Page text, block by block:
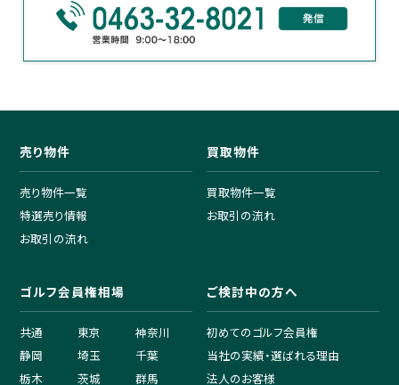
売り物件
売り物件一覧
特選売り情報
お取引の流れ
買取物件
買取物件一覧
お取引の流れ
ゴルフ会員権相場
共通 東京
神奈川
静岡
埼玉
千葉
栃木
茨城 群馬
ご検討中の方へ
初めてのゴルフ会員権
当社の実績・選ばれる理由
法人のお客様